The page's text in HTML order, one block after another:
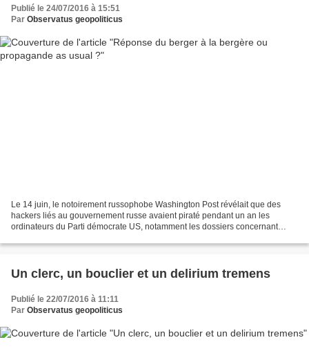
Publié le 24/07/2016 à 15:51
Par Observatus geopoliticus
Le 14 juin, le notoirement russophobe Washington Post révélait que des
hackers liés au gouvernement russe avaient piraté pendant un an les
ordinateurs du Parti démocrate US, notamment les dossiers concernant
Un clerc, un bouclier et un delirium tremens
Publié le 22/07/2016 à 11:11
Par Observatus geopoliticus